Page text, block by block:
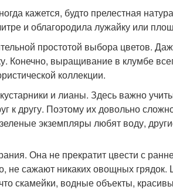
кажется, будто прелестная
и облагородила лужайку или
простотой выбора цветов.
Конечно, выращивание в клумбе
коллекции.
и лианы. Здесь важно
к другу. Поэтому их довольно
экземпляры любят воду,
Она не прекратит цвести с
не сажают никаких овощных грядок.
скамейки, водные объекты,